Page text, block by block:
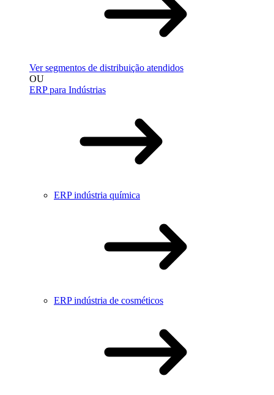
Ver segmentos de distribuição atendidos
OU
ERP para Indústrias
ERP indústria química
ERP indústria de cosméticos